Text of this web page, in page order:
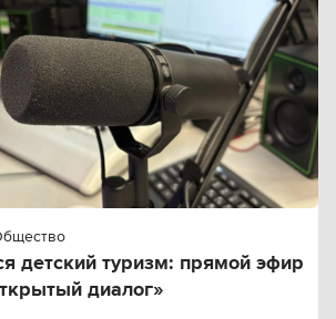
детский туризм: прямой эфир
диалог»